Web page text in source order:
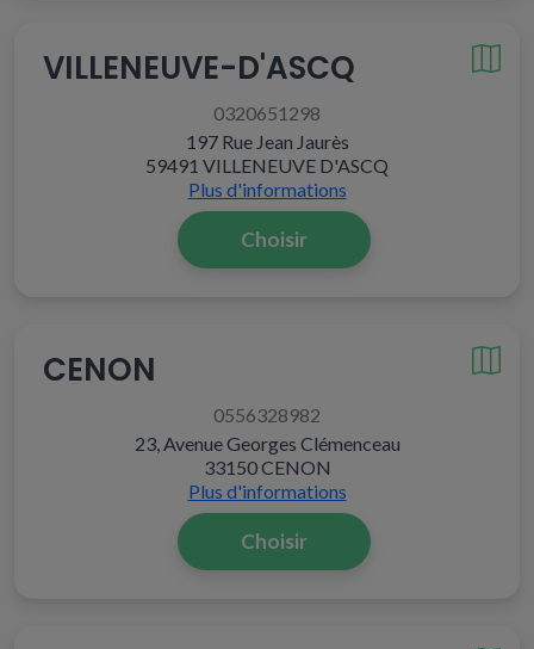
VILLENEUVE-D'ASCQ
0320651298
197 Rue Jean Jaurès
59491 VILLENEUVE D'ASCQ
Plus d'informations
Choisir
CENON
0556328982
23, Avenue Georges Clémenceau
33150 CENON
Plus d'informations
Choisir